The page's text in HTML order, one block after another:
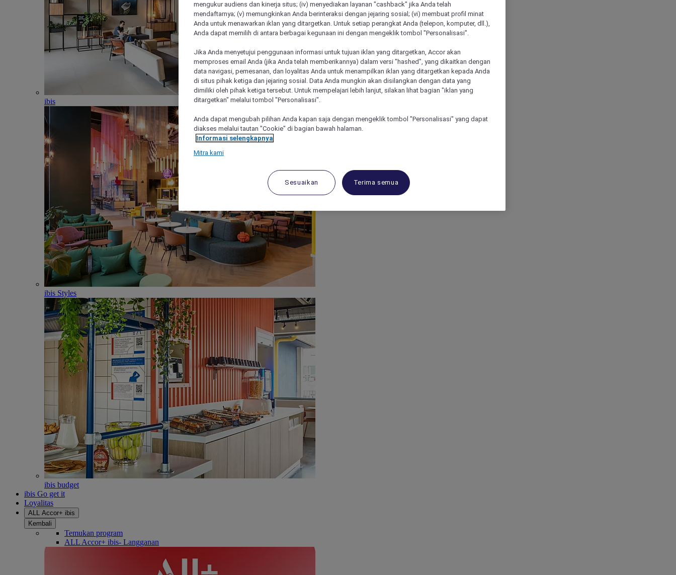
ibis
ibis Styles
ibis budget
ibis Go get it
Loyalitas
ALL Accor+ ibis
Kembali
Temukan program
ALL Accor+ ibis- Langganan
mengukur audiens dan kinerja situs; (iv) menyediakan layanan "cashback" jika Anda telah
mendaftarnya; (v) memungkinkan Anda berinteraksi dengan jejaring sosial; (vi) membuat profil minat
Anda untuk menawarkan iklan yang ditargetkan. Untuk setiap perangkat Anda (telepon, komputer, dll.),
Anda dapat memilih di antara berbagai kegunaan ini dengan mengeklik tombol "Personalisasi".
Jika Anda menyetujui penggunaan informasi untuk tujuan iklan yang ditargetkan, Accor akan
memproses email Anda (jika Anda telah memberikannya) dalam versi "hashed", yang dikaitkan dengan
data navigasi, pemesanan, dan loyalitas Anda untuk menampilkan iklan yang ditargetkan kepada Anda
di situs pihak ketiga dan jejaring sosial. Data Anda mungkin akan disilangkan dengan data yang
dimiliki oleh pihak ketiga tersebut. Untuk mempelajari lebih lanjut, silakan lihat bagian "iklan yang
ditargetkan" melalui tombol "Personalisasi".
Anda dapat mengubah pilihan Anda kapan saja dengan mengeklik tombol "Personalisasi" yang dapat
diakses melalui tautan "Cookie" di bagian bawah halaman.
Informasi selengkapnya
Mitra kami
Sesuaikan Terima semua